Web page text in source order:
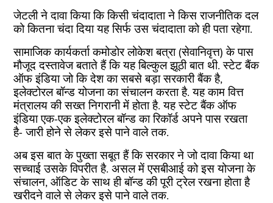
जेटली ने दावा किया कि किसी चंदादाता ने किस राजनीतिक दल
को कितना चंदा दिया यह सिर्फ उस चंदादाता को ही पता रहेगा.
सामाजिक कार्यकर्ता कमोडोर लोकेश बत्रा (सेवानिवृत्त) के पास
मौजूद दस्तावेज बताते हैं कि यह बिल्कुल झूठी बात थी. स्टेट बैंक
ऑफ इंडिया जो कि देश का सबसे बड़ा सरकारी बैंक है,
इलेक्टोरल बॉन्ड योजना का संचालन करता है. यह काम वित्त
मंत्रालय की सख्त निगरानी में होता है. यह स्टेट बैंक ऑफ
इंडिया एक-एक इलेक्टोरल बॉन्ड का रिकॉर्ड अपने पास रखता
है- जारी होने से लेकर इसे पाने वाले तक.
अब इस बात के पुख्ता सबूत हैं कि सरकार ने जो दावा किया था
सच्चाई उसके विपरीत है. असल में एसबीआई को इस योजना के
संचालन, ऑडिट के साथ ही बॉन्ड की पूरी ट्रेल रखना होता है
खरीदने वाले से लेकर इसे पाने वाले तक.